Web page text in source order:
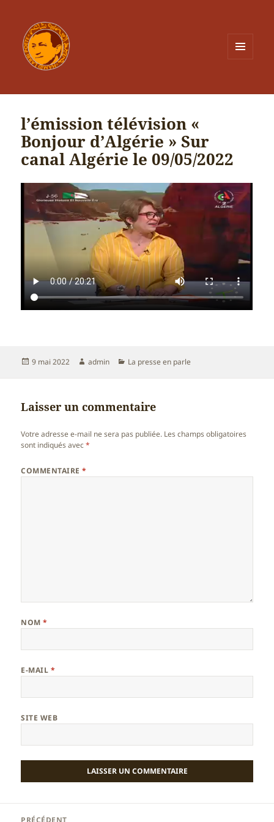
l’émission télévision «
Bonjour d’Algérie » Sur
canal Algérie le 09/05/2022
Publié
9 mai 2022 Auteur
admin Catégories
La presse en parle
Laisser un commentaire
Votre adresse e-mail ne sera pas publiée. Les champs obligatoires
sont indiqués avec*
COMMENTAIRE*
NOM*
E-MAIL *
SITE WEB
PRÉCÉDENT